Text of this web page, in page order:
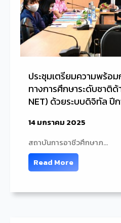
ประชุมเตรียมความพร้อ
ทางการศึกษาระดับชาติ
NET) ด้วยระบบดิจิทัล ปี
14 มกราคม 2025
สถาบันการอาชีวศึกษาภ…
Read More